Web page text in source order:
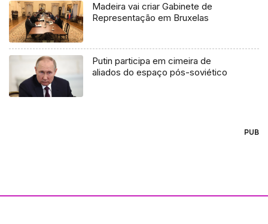
Madeira vai criar Gabinete de
Representação em Bruxelas
Putin participa em cimeira de
aliados do espaço pós-soviético
PUB